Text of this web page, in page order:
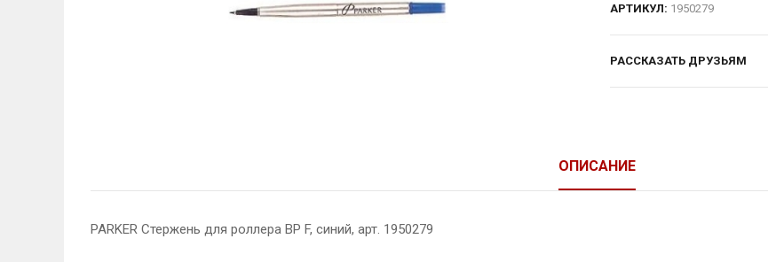
АРТИКУЛ: 1950279
РАССКАЗАТЬ ДРУЗЬЯМ
ОПИСАНИЕ
PARKER Стержень для роллера BP F, синий, арт. 1950279